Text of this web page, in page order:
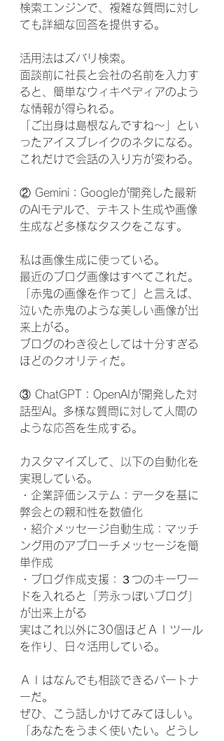
検索エンジンで、複雑な質問に対し
ても詳細な回答を提供する。
活用法はズバリ検索。
面談前に社長と会社の名前を入力す
ると、簡単なウィキペディアのよう
な情報が得られる。
「ご出身は島根なんですね～」とい
ったアイスブレイクのネタになる。
これだけで会話の入り方が変わる。
② Gemini：Googleが開発した最新
のAIモデルで、テキスト生成や画像
生成など多様なタスクをこなす。
私は画像生成に使っている。
最近のブログ画像はすべてこれだ。
「赤鬼の画像を作って」と言えば、
泣いた赤鬼のような美しい画像が出
来上がる。
ブログのわき役としては十分すぎる
ほどのクオリティだ。
③ ChatGPT：OpenAIが開発した対
話型AI。多様な質問に対して人間の
ような応答を生成する。
カスタマイズして、以下の自動化を
実現している。
・企業評価システム：データを基に
弊会との親和性を数値化
・紹介メッセージ自動生成：マッチ
ング用のアプローチメッセージを簡
単作成
・ブログ作成支援：３つのキーワー
ドを入れると「芳永っぽいブログ」
が出来上がる
実はこれ以外に30個ほどＡＩツール
を作り、日々活用している。
ＡＩはなんでも相談できるパートナ
ーだ。
ぜひ、こう話しかけてみてほしい。
「あなたをうまく使いたい。どうし